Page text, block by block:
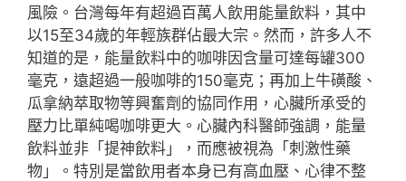
風險。台灣每年有超過百萬人飲用能量飲料，其中
以15至34歲的年輕族群佔最大宗。然而，許多人不
知道的是，能量飲料中的咖啡因含量可達每罐300
毫克，遠超過一般咖啡的150毫克；再加上牛磺酸、
瓜拿納萃取物等興奮劑的協同作用，心臟所承受的
壓力比單純喝咖啡更大。心臟內科醫師強調，能量
飲料並非「提神飲料」，而應被視為「刺激性藥
物」。特別是當飲用者本身已有高血壓、心律不整